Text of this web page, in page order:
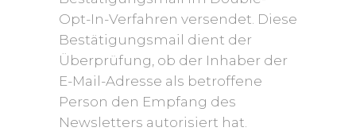
Opt-In-Verfahren versendet. Diese
Bestätigungsmail dient der
Überprüfung, ob der Inhaber der
E-Mail-Adresse als betroffene
Person den Empfang des
Newsletters autorisiert hat.